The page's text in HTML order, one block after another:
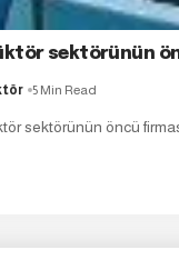
sektörünün
5 Min Read
sektörünün öncü